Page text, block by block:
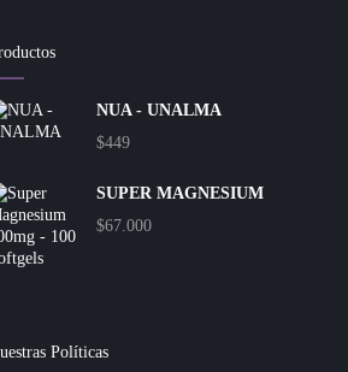
NUA - UNALMA
$449
SUPER MAGNESIUM
$67.000
Políticas